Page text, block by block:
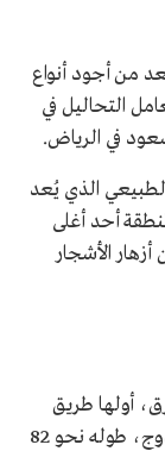
من أجود أنواع
التحاليل في
في الرياض.
الذي يُعد
أحد أغلى
الأشجار
أولها طريق
المدينة المنورة - الفريش – الفقرة، وهو طريق مزدوج، طوله نحو 82